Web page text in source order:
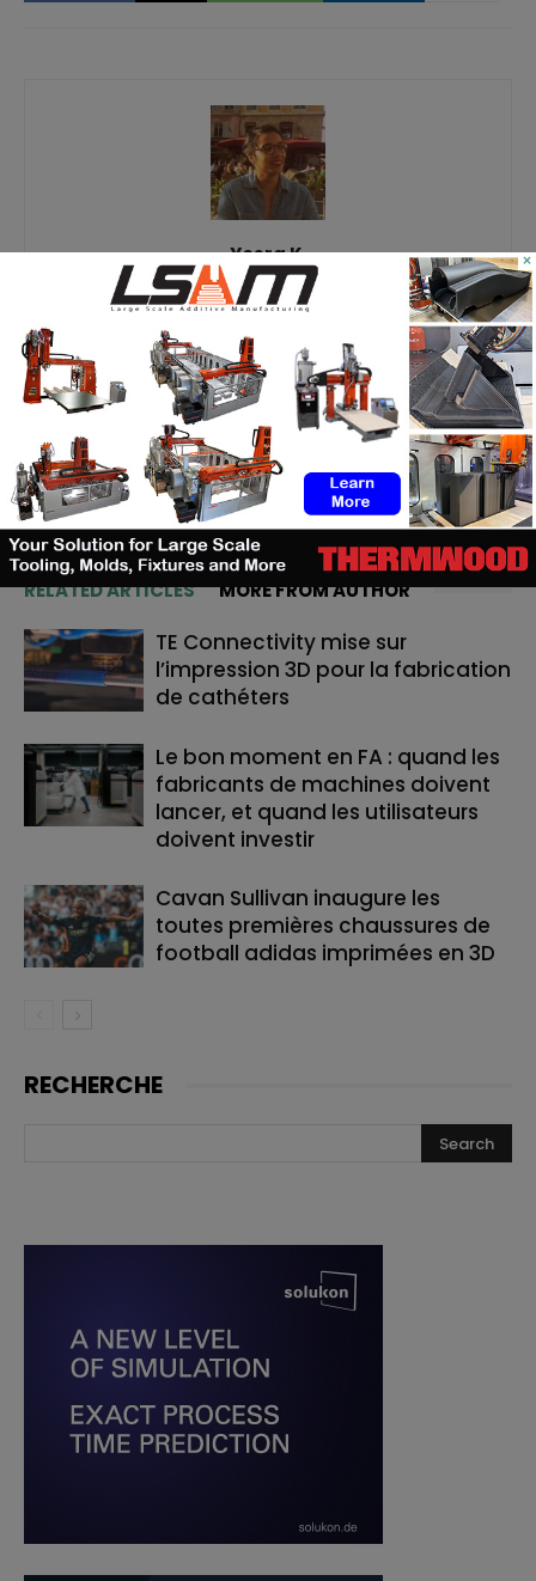
Yosra K.
Passionnée de nouvelles technologies, j’ai découvert
l’impression 3D à travers différentes expériences
professionnelles. Consciente de l’importance de cette
technologie pour les marchés d’aujourd’hui et de demain,
c’est avec plaisir que je vous partage les dernières
informations et analyses qui y ont trait, afin qu’à votre tour,
vous puissiez en tirer profit. #Restezconnectés #3DAdept
RELATED ARTICLES MORE FROM AUTHOR
TE Connectivity mise sur
l’impression 3D pour la fabrication
de cathéters
Le bon moment en FA : quand les
fabricants de machines doivent
lancer, et quand les utilisateurs
doivent investir
Cavan Sullivan inaugure les
toutes premières chaussures de
football adidas imprimées en 3D
RECHERCHE
×